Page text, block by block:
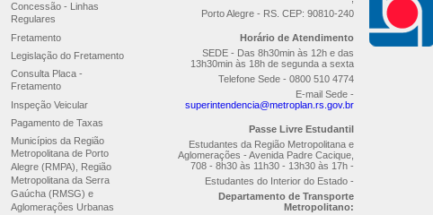
Concessão - Linhas
Regulares
Fretamento
Legislação do Fretamento
Consulta Placa -
Fretamento
Inspeção Veicular
Pagamento de Taxas
Municípios da Região
Metropolitana de Porto
Alegre (RMPA), Região
Metropolitana da Serra
Gaúcha (RMSG) e
Aglomerações Urbanas
Porto Alegre - RS. CEP: 90810-240
Horário de Atendimento
SEDE - Das 8h30min às 12h e das
13h30min às 18h de segunda a sexta
Telefone Sede - 0800 510 4774
E-mail Sede -
superintendencia@metroplan.rs.gov.br
Passe Livre Estudantil
Estudantes da Região Metropolitana e
Aglomerações - Avenida Padre Cacique,
708 - 8h30 às 11h30 - 13h30 às 17h -
Estudantes do Interior do Estado -
Departamento de Transporte
Metropolitano: